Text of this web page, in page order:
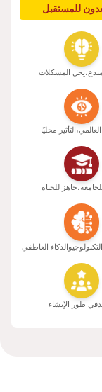
للمستقبل
يحل المشكلات
التأثير محليًا
جاهز للحياة
والذكاء العاطفي
في طور الإنشاء